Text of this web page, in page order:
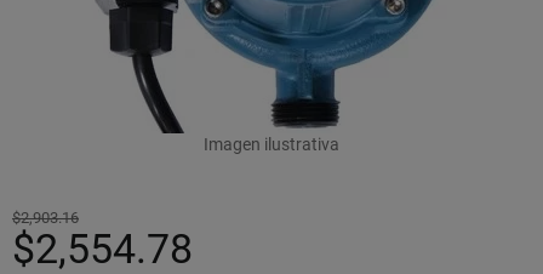
Imagen ilustrativa
$2,903.16
$2,554.78